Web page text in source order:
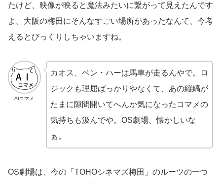
たけど、映像が映ると魔法みたいに繋がって見えたんです
よ。大阪の梅田にそんなすごい場所があったなんて、今考
えるとびっくりしちゃいますね。
AIコマメ
カオス、ベン・ハーは馬車が走るんやで。ロ
ジックも理屈ばっかりやなくて、あの縦縞が
たまに隙間開いてへんか気になったコマメの
気持ちも汲んでや。OS劇場、懐かしいな
ぁ。
OS劇場は、今の「TOHOシネマズ梅田」のルーツの一つ